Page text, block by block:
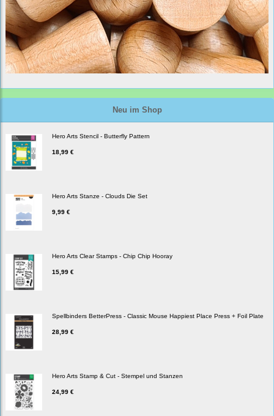
Neu im Shop
Hero Arts Stencil - Butterfly Pattern
18,99 €
Hero Arts Stanze - Clouds Die Set
9,99 €
Hero Arts Clear Stamps - Chip Chip Hooray
15,99 €
Spellbinders BetterPress - Classic Mouse Happiest Place Press + Foil Plate
28,99 €
Hero Arts Stamp & Cut - Stempel und Stanzen
24,99 €